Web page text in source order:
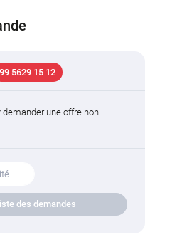
99 5629 15 12
une offre non
des demandes